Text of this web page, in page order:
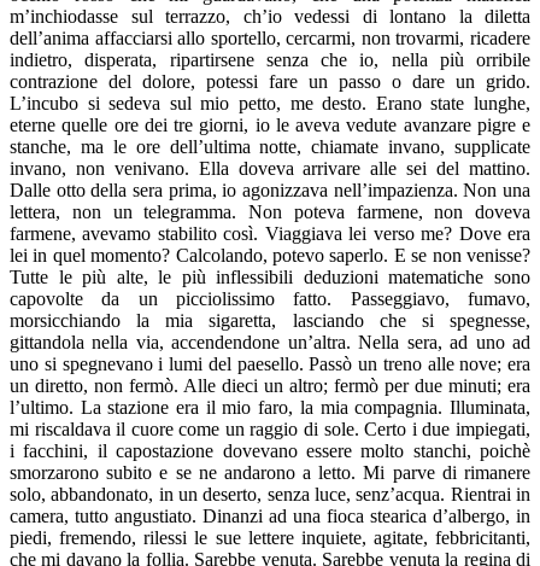
m’inchiodasse sul terrazzo, ch’io vedessi di lontano la diletta
dell’anima affacciarsi allo sportello, cercarmi, non trovarmi, ricadere
indietro, disperata, ripartirsene senza che io, nella più orribile
contrazione del dolore, potessi fare un passo o dare un grido.
L’incubo si sedeva sul mio petto, me desto. Erano state lunghe,
eterne quelle ore dei tre giorni, io le aveva vedute avanzare pigre e
stanche, ma le ore dell’ultima notte, chiamate invano, supplicate
invano, non venivano. Ella doveva arrivare alle sei del mattino.
Dalle otto della sera prima, io agonizzava nell’impazienza. Non una
lettera, non un telegramma. Non poteva farmene, non doveva
farmene, avevamo stabilito così. Viaggiava lei verso me? Dove era
lei in quel momento? Calcolando, potevo saperlo. E se non venisse?
Tutte le più alte, le più inflessibili deduzioni matematiche sono
capovolte da un picciolissimo fatto. Passeggiavo, fumavo,
morsicchiando la mia sigaretta, lasciando che si spegnesse,
gittandola nella via, accendendone un’altra. Nella sera, ad uno ad
uno si spegnevano i lumi del paesello. Passò un treno alle nove; era
un diretto, non fermò. Alle dieci un altro; fermò per due minuti; era
l’ultimo. La stazione era il mio faro, la mia compagnia. Illuminata,
mi riscaldava il cuore come un raggio di sole. Certo i due impiegati,
i facchini, il capostazione dovevano essere molto stanchi, poichè
smorzarono subito e se ne andarono a letto. Mi parve di rimanere
solo, abbandonato, in un deserto, senza luce, senz’acqua. Rientrai in
camera, tutto angustiato. Dinanzi ad una fioca stearica d’albergo, in
piedi, fremendo, rilessi le sue lettere inquiete, agitate, febbricitanti,
che mi davano la follia. Sarebbe venuta. Sarebbe venuta la regina di